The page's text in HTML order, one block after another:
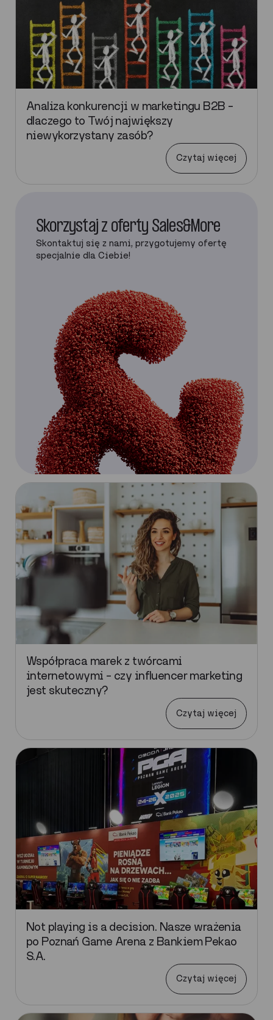
Analiza konkurencji w marketingu B2B –
dlaczego to Twój największy
niewykorzystany zasób?
Czytaj więcej
Skorzystaj z oferty Sales&More
Skontaktuj się z nami, przygotujemy ofertę
specjalnie dla Ciebie!
Współpraca marek z twórcami
internetowymi – czy influencer marketing
jest skuteczny?
Czytaj więcej
Not playing is a decision. Nasze wrażenia
po Poznań Game Arena z Bankiem Pekao
S.A.
Czytaj więcej